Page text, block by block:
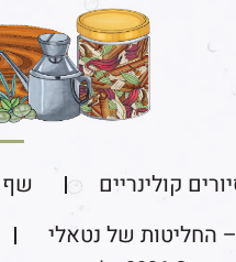
קולינריים​ שף
החליטות של נטאלי